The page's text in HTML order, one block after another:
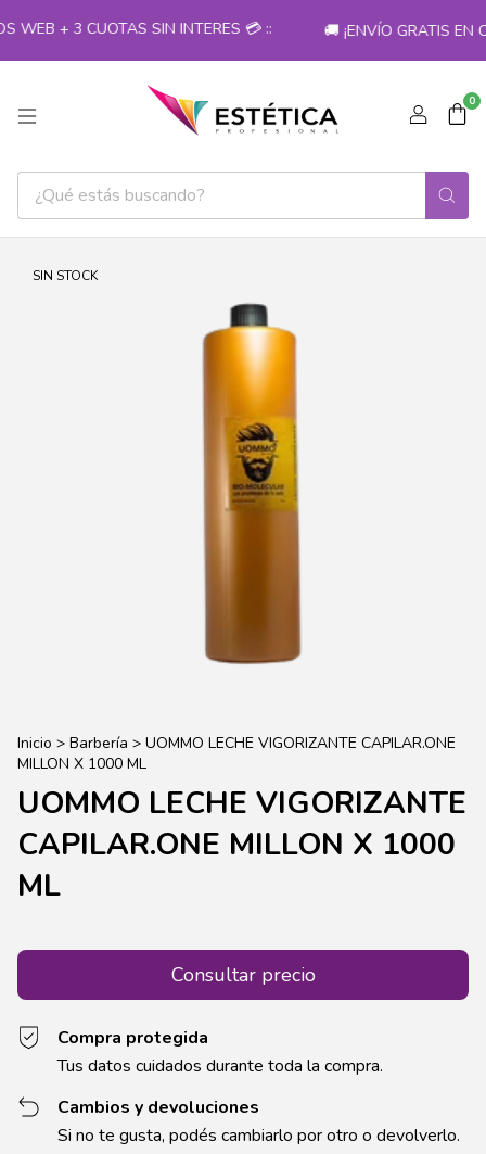
WEB + 3 CUOTAS SIN INTERES 💳 :: 🚚 ¡ENVÍO GRATIS EN
0
SIN STOCK
Inicio > Barbería > UOMMO LECHE VIGORIZANTE CAPILAR.ONE
MILLON X 1000 ML
UOMMO LECHE VIGORIZANTE
CAPILAR.ONE MILLON X 1000
ML
Compra protegida
Tus datos cuidados durante toda la compra.
Cambios y devoluciones
Si no te gusta, podés cambiarlo por otro o devolverlo.